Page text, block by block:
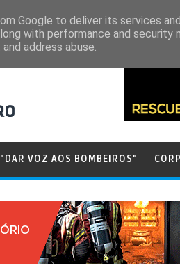
VOZ AOS BOMBEIROS"
Google to deliver its services
with performance and
address abuse.